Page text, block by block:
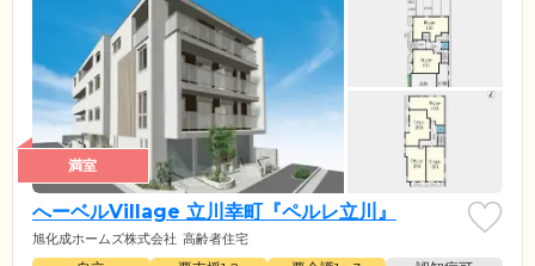
満室
へーベルVillage 立川幸町『ペルレ立川』
旭化成ホームズ株式会社 高齢者住宅